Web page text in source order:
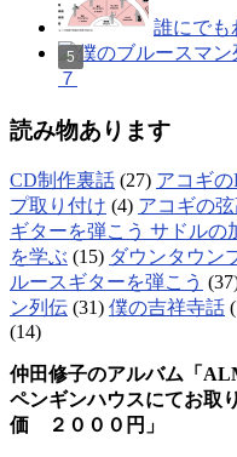
誰にでも
７
読み物あります
CD制作裏話 (27) アコギ
プ取り付け (4) アコギの
ギターを弾こう サドルの
を学ぶ (15) ダウンタウン
ルースギターを弾こう
ン列伝 (31) 僕の吉祥寺話
(14)
仲田修子のアルバム「
ペンギンハウスにて
価 ２０００円」